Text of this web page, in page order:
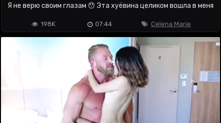
Я не верю своим глазам 😯 Эта хуёвина целиком вошла в меня
Celena Marie
07:44
198K